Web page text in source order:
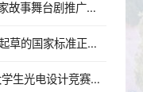
天津大学四部原创舞台剧入选 “科学家故事舞台剧推广行动”剧目
天大“质”造再立新标！何桢教授牵头起草的国家标准正式实施
天津大学精仪学院在第十四届全国大学生光电设计竞赛全国总决赛中再创佳绩